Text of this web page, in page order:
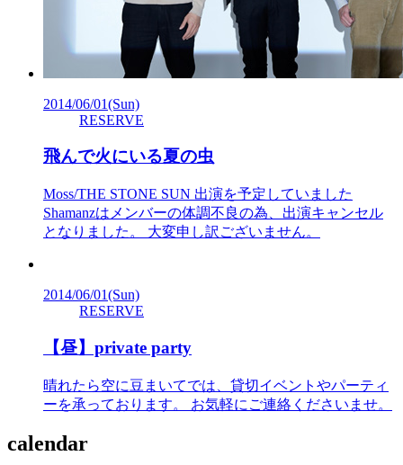
2014/06/01(Sun)
RESERVE
飛んで火にいる夏の虫
Moss/THE STONE SUN 出演を予定していました
Shamanzはメンバーの体調不良の為、出演キャンセル
となりました。 大変申し訳ございません。
2014/06/01(Sun)
RESERVE
【昼】private party
晴れたら空に豆まいてでは、貸切イベントやパーティ
ーを承っております。 お気軽にご連絡くださいませ。
calendar